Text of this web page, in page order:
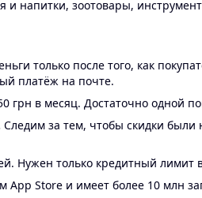
и напитки, зоотовары,
только после того, как
платёж на почте.
в месяц. Достаточно одной
Следим за тем, чтобы скидки
Нужен только кредитный лимит
Store и имеет более 10 млн